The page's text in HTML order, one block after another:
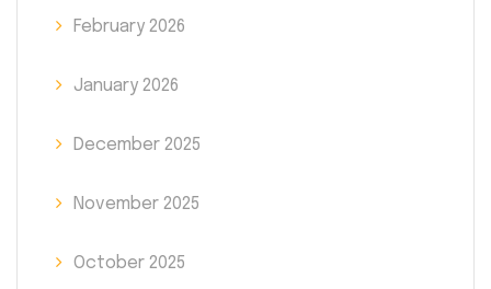
February 2026
January 2026
December 2025
November 2025
October 2025